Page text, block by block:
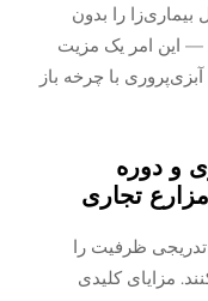
بیماری‌زا را بدون
— این امر یک مزیت
با چرخه باز
و دوره
ظرفیت را
مزایای کلیدی